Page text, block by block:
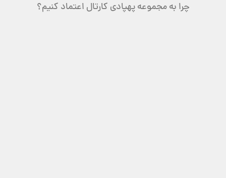
چرا به مجموعه پهپادی کارتال اعتماد کنیم؟